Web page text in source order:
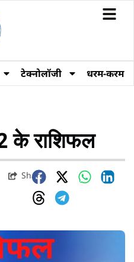
टेक्नोलॉजी धरम-करम
के राशिफल
Share